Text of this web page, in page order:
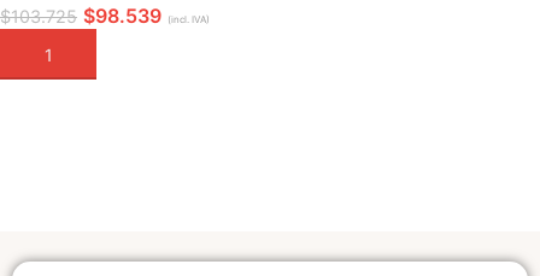
$103.725 $98.539 (incl. IVA)
AÑADIR A LA CESTA